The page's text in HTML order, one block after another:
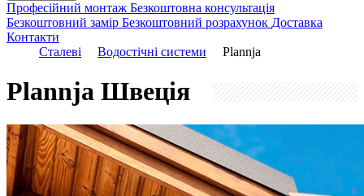
Професійний монтаж Безкоштовна консультація
Безкоштовний замір Безкоштовний розрахунок Доставка
Контакти
Сталеві
Водостічні системи Plannja
Plannja Швеція